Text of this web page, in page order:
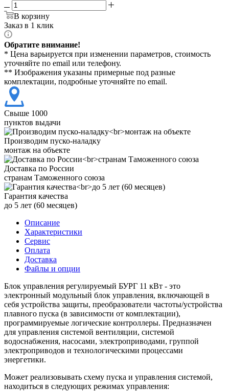
В корзину
Заказ в 1 клик
Обратите внимание!
* Цена варьируется при изменении параметров, стоимость
уточняйте по email или телефону.
** Изображения указаны примерные под разные
комплектации, подробные уточняйте по email.
Свыше 1000
пунктов выдачи
Производим пуско-наладку
монтаж на объекте
Доставка по России
странам Таможенного союза
Гарантия качества
до 5 лет (60 месяцев)
Описание
Характеристики
Сервис
Оплата
Доставка
Файлы и опции
Блок управления регулируемый БУРГ 11 кВт - это
электронный модульный блок управления, включающей в
себя устройства защиты, преобразователи частоты/устройства
плавного пуска (в зависимости от комплектации),
программируемые логические контроллеры. Предназначен
для управления системой вентиляции, системой
водоснабжения, насосами, электроприводами, группой
электроприводов и технологическими процессами
энергетики.
Может реализовывать схему пуска и управления системой,
находиться в следующих режимах управления: